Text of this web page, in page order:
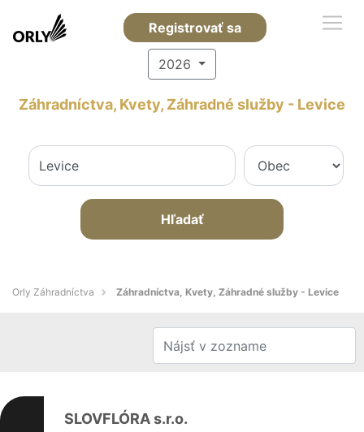
Registrovať sa
2026
Záhradníctva, Kvety, Záhradné služby - Levice
Hľadať
Orly Záhradníctva Záhradníctva, Kvety, Záhradné služby - Levice
SLOVFLÓRA s.r.o.